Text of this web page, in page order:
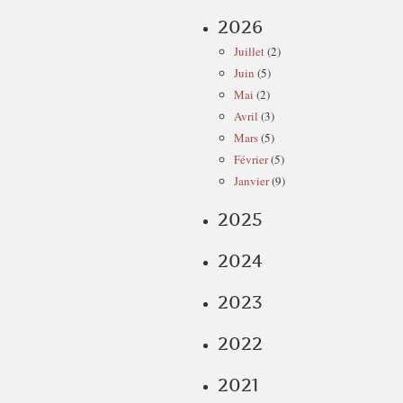
2026
Juillet(2)
Juin (5)
Mai (2)
Avril (3)
Mars(5)
Février(5)
Janvier(9)
2025
2024
2023
2022
2021